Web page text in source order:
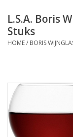
Karaffen
Glas graveren
Cadeaus
Koffie & Thee
L.S.A. Boris
Stuks
HOME/ BORIS